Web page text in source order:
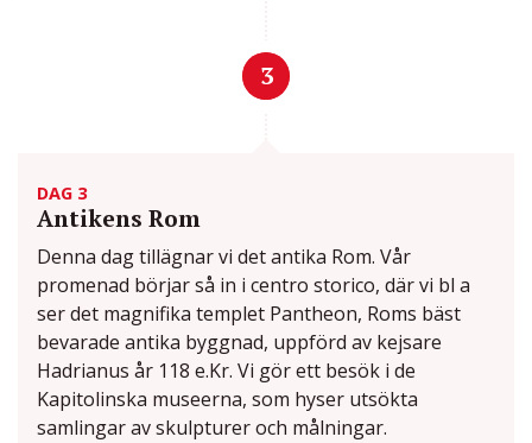
3
DAG 3
Antikens Rom
Denna dag tillägnar vi det antika Rom. Vår
promenad börjar så in i centro storico, där vi bl a
ser det magnifika templet Pantheon, Roms bäst
bevarade antika byggnad, uppförd av kejsare
Hadrianus år 118 e.Kr. Vi gör ett besök i de
Kapitolinska museerna, som hyser utsökta
samlingar av skulpturer och målningar.